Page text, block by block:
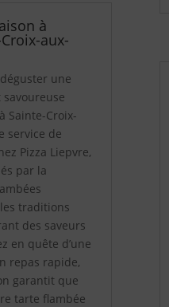
à
aux-
une
Sainte-Croix-
service de
Pizza Liepvre,
par la
traditions
des saveurs
en quête d’une
repas rapide,
garantit que
tarte flambée